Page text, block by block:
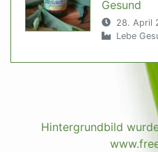
Gesund
28. April
Lebe
Hintergrundbild